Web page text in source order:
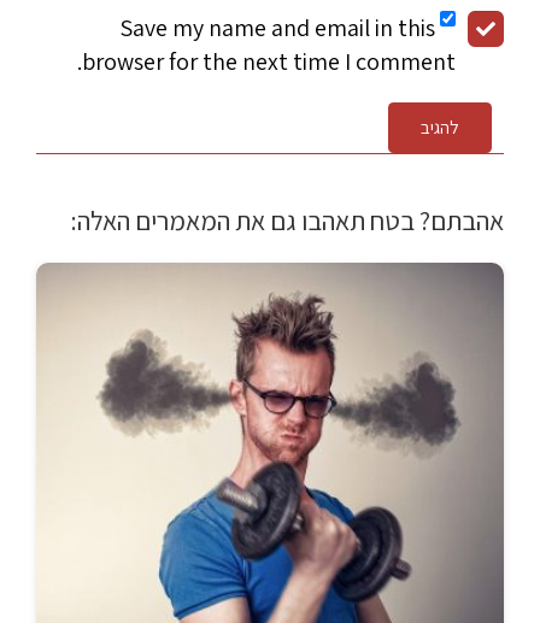
Save my name and email in this
browser for the next time I comment.
להגיב
אהבתם? בטח תאהבו גם את המאמרים האלה: